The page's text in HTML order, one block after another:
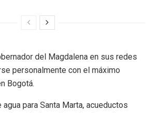
del Magdalena en sus redes
personalmente con el máximo
Bogotá.
para Santa Marta, acueductos